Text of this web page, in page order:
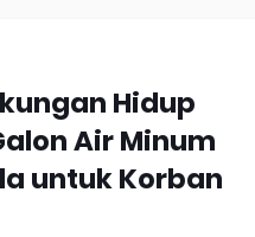
Hidup
Air Minum
untuk Korban